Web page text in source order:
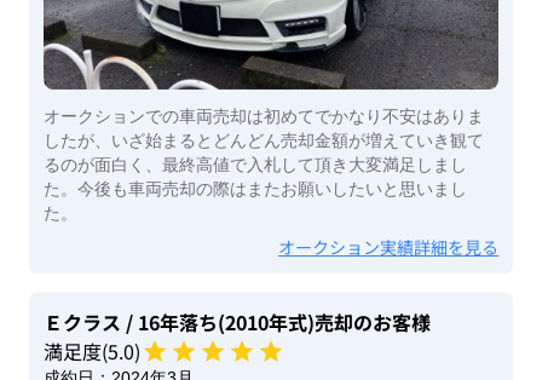
オークションでの車両売却は初めてでかなり不安はありま
したが、いざ始まるとどんどん売却金額が増えていき観て
るのが面白く、最終高値で入札して頂き大変満足しまし
た。今後も車両売却の際はまたお願いしたいと思いまし
た。
オークション実績詳細を見る
Ｅクラス / 16年落ち(2010年式)売却のお客様
満足度(5.0)